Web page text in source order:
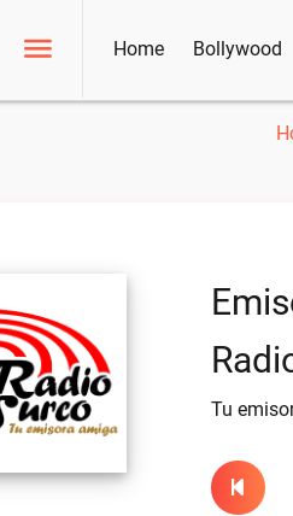
Home Bollywood
Tu